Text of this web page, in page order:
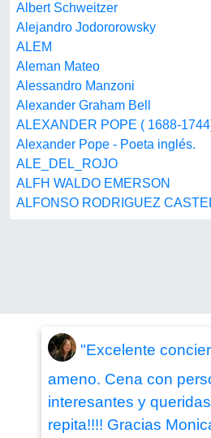
Albert Schweitzer
Alejandro Jodororowsky
ALEM
Aleman Mateo
Alessandro Manzoni
Alexander Graham Bell
ALEXANDER POPE ( 1688-
Alexander Pope - Poeta inglés.
ALE_DEL_ROJO
ALFH WALDO EMERSON
ALFONSO RODRIGUEZ
"Excelente
ameno. Cena con
interesantes y
repita!!!! Gracias